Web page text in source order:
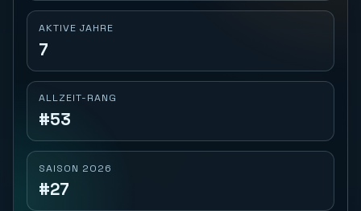
AKTIVE JAHRE
7
ALLZEIT-RANG
#53
SAISON 2026
#27